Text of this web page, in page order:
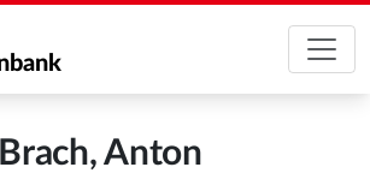
Brach, Anton